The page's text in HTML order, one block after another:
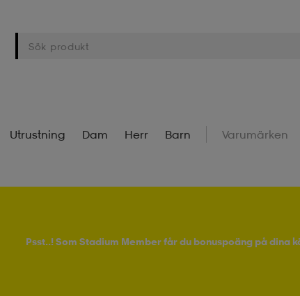
Utrustning Dam Herr Barn Varumärken
Psst..! Som Stadium Member får du bonuspoäng på dina